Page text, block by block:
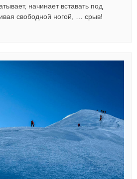
начинает вставать под
свободной ногой, … срыв!